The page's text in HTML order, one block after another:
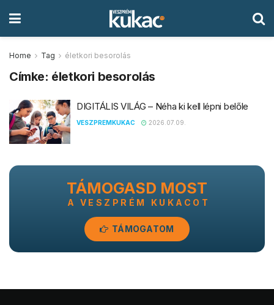
Home Tag életkori besorolás
Címke: életkori besorolás
DIGITÁLIS VILÁG – Néha ki kell lépni belőle
VESZPREMKUKAC 2026.07.09.
TÁMOGASD MOST
A VESZPRÉM KUKACOT
TÁMOGATOM